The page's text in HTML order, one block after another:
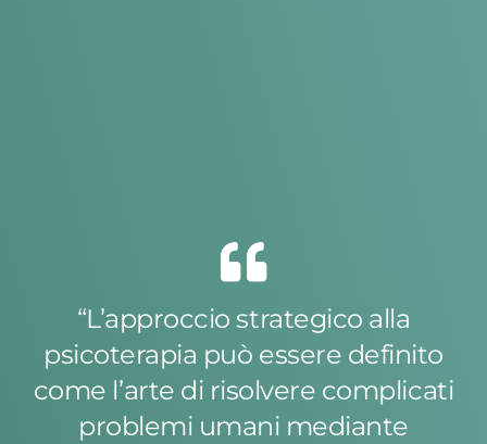
“L’approccio strategico alla
psicoterapia può essere definito
come l’arte di risolvere complicati
problemi umani mediante